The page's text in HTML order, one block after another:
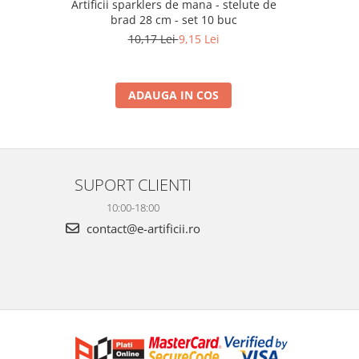
Artificii sparklers de mana - stelute de
brad 28 cm - set 10 buc
10,17 Lei9,15 Lei
ADAUGA IN COS
SUPORT CLIENTI
10:00-18:00
contact@e-artificii.ro